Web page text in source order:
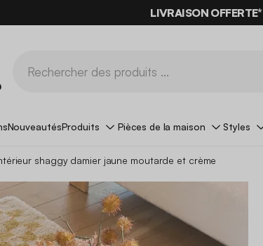
LIVRAISON OFFERTE*
NouveautésProduits Pièces de la maison Styles
shaggy damier jaune moutarde et crème